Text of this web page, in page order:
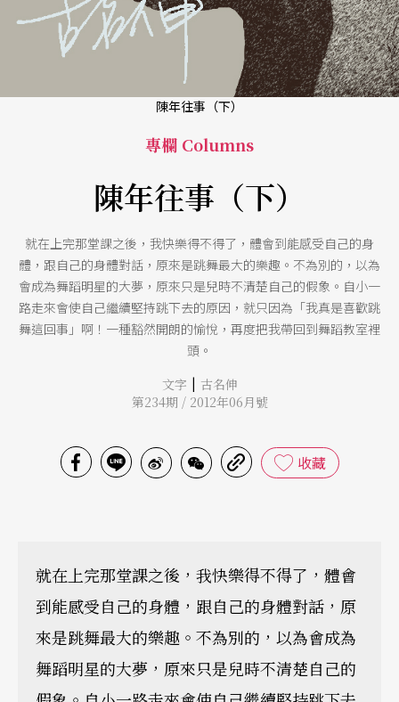
陳年往事（下）
專欄 Columns
陳年往事（下）
就在上完那堂課之後，我快樂得不得了，體會到能感受自己的身
體，跟自己的身體對話，原來是跳舞最大的樂趣。不為別的，以為
會成為舞蹈明星的大夢，原來只是兒時不清楚自己的假象。自小一
路走來會使自己繼續堅持跳下去的原因，就只因為「我真是喜歡跳
舞這回事」啊！一種豁然開朗的愉悅，再度把我帶回到舞蹈教室裡
頭。
文字 | 古名伸
第234期 / 2012年06月號
收藏
就在上完那堂課之後，我快樂得不得了，體會
到能感受自己的身體，跟自己的身體對話，原
來是跳舞最大的樂趣。不為別的，以為會成為
舞蹈明星的大夢，原來只是兒時不清楚自己的